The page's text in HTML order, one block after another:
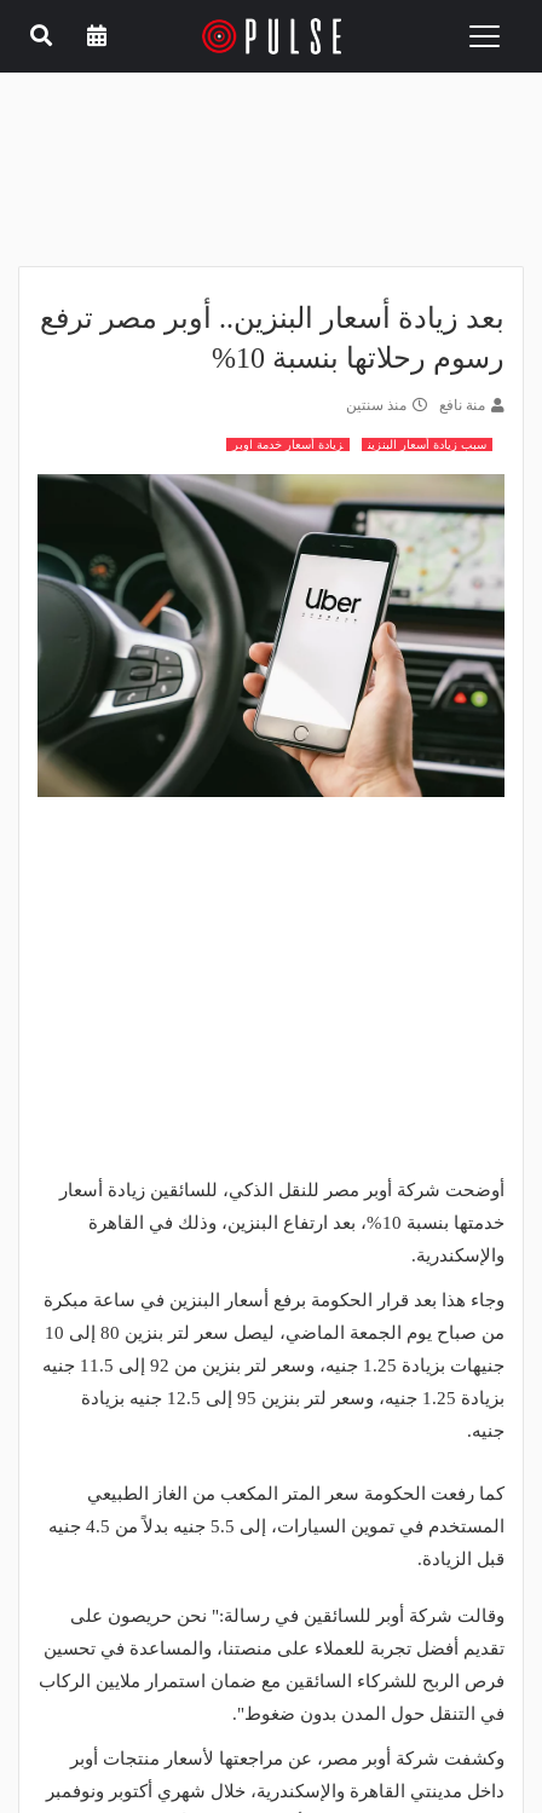
Toggle
بعد زيادة أسعار البنزين.. أوبر مصر ترفع
رسوم رحلاتها بنسبة 10%
منة نافع منذ سنتين
سبب زيادة أسعار البنزين زيادة أسعار خدمة اوبر
أوضحت شركة أوبر مصر للنقل الذكي، للسائقين زيادة أسعار
خدمتها بنسبة 10%، بعد ارتفاع البنزين، وذلك في القاهرة
والإسكندرية.
وجاء هذا بعد قرار الحكومة برفع أسعار البنزين في ساعة مبكرة
من صباح يوم الجمعة الماضي، ليصل سعر لتر بنزين 80 إلى 10
جنيهات بزيادة 1.25 جنيه، وسعر لتر بنزين من 92 إلى 11.5 جنيه
بزيادة 1.25 جنيه، وسعر لتر بنزين 95 إلى 12.5 جنيه بزيادة
جنيه.
كما رفعت الحكومة سعر المتر المكعب من الغاز الطبيعي
المستخدم في تموين السيارات، إلى 5.5 جنيه بدلاً من 4.5 جنيه
قبل الزيادة.
وقالت شركة أوبر للسائقين في رسالة:" نحن حريصون على
تقديم أفضل تجربة للعملاء على منصتنا، والمساعدة في تحسين
فرص الربح للشركاء السائقين مع ضمان استمرار ملايين الركاب
في التنقل حول المدن بدون ضغوط".
وكشفت شركة أوبر مصر، عن مراجعتها لأسعار منتجات أوبر
داخل مدينتي القاهرة والإسكندرية، خلال شهري أكتوبر ونوفمبر